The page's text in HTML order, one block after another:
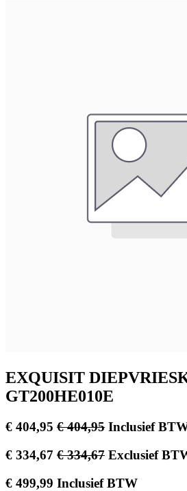
EXQUISIT
GT200HE010E
€ 404,95 €404,95 Inclusief
€ 334,67 €334,67 Exclusief
€ 499,99 Inclusief BTW